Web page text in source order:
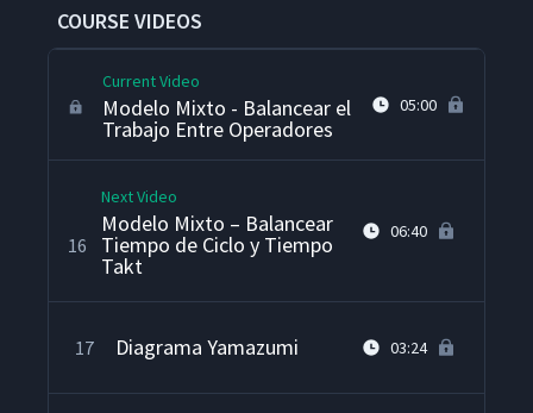
COURSE VIDEOS
Mixtos
Current Video
Modelo Mixto - Balancear el
Trabajo Entre Operadores
05:00
16
Next Video
Modelo Mixto – Balancear
Tiempo de Ciclo y Tiempo
Takt
06:40
17 Diagrama Yamazumi 03:24